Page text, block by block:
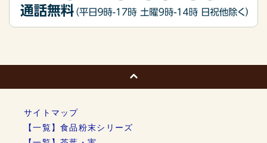
サイトマップ
【一覧】食品粉末シリーズ